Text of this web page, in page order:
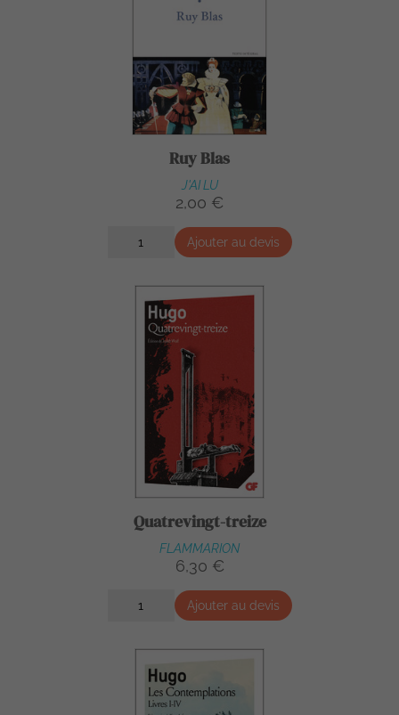
Ruy Blas
J'AI LU
2,00 €
Ajouter au devis
Quatrevingt-treize
FLAMMARION
6,30 €
Ajouter au devis